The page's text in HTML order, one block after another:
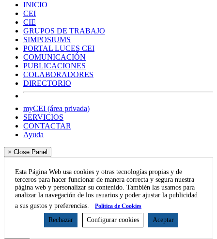
INICIO
CEI
CIE
GRUPOS DE TRABAJO
SIMPOSIUMS
PORTAL LUCES CEI
COMUNICACIÓN
PUBLICACIONES
COLABORADORES
DIRECTORIO
myCEI (área privada)
SERVICIOS
CONTACTAR
Ayuda
× Close Panel
Esta Página Web usa cookies y otras tecnologías propias y de
terceros para hacer funcionar de manera correcta y segura nuestra
página web y personalizar su contenido. También las usamos para
analizar la navegación de los usuarios y poder ajustar la publicidad
a sus gustos y preferencias.
Política de Cookies
Rechazar Configurar cookies Aceptar